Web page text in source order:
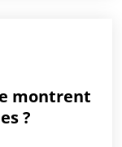
montrent
?